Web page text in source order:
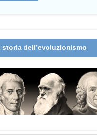
storia dell’evoluzionismo